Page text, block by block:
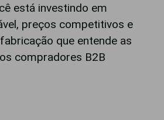
está investindo em
preços competitivos e
que entende as
compradores B2B